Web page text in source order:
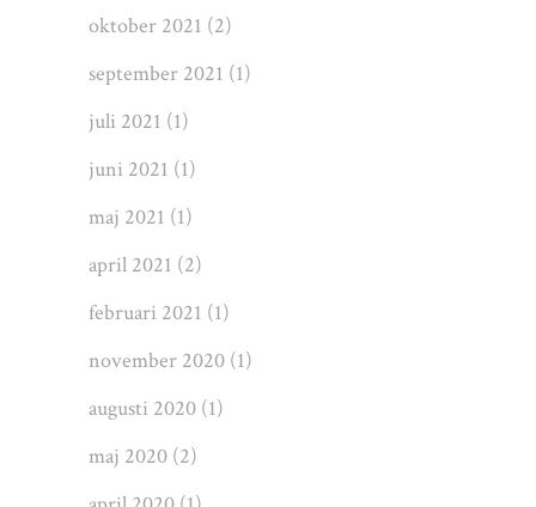
oktober 2021 (2)
september 2021 (1)
juli 2021 (1)
juni 2021 (1)
maj 2021 (1)
april 2021 (2)
februari 2021 (1)
november 2020 (1)
augusti 2020 (1)
maj 2020 (2)